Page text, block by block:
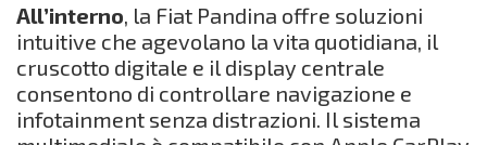
All’interno, la Fiat Pandina offre soluzioni
intuitive che agevolano la vita quotidiana, il
cruscotto digitale e il display centrale
consentono di controllare navigazione e
infotainment senza distrazioni. Il sistema